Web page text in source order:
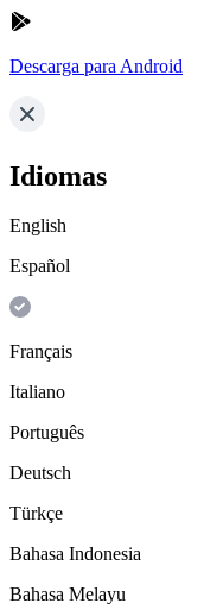
Descarga para Android
Idiomas
English
Español
Français
Italiano
Português
Deutsch
Türkçe
Bahasa Indonesia
Bahasa Melayu